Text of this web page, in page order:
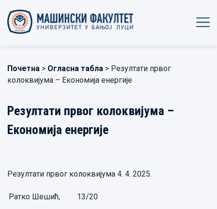
Почетна > Огласна табла > Резултати првог
колоквијума – Економија енергије
Резултати првог колоквијума –
Економија енергије
Резултати првог колоквијума 4. 4. 2025.
Ратко Шешић, 13/20